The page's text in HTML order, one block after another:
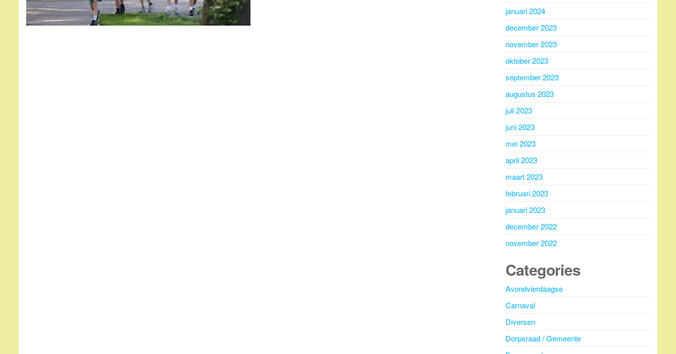
januari 2024
december 2023
november 2023
oktober 2023
september 2023
augustus 2023
juli 2023
juni 2023
mei 2023
april 2023
maart 2023
februari 2023
januari 2023
december 2022
november 2022
Categories
Avondvierdaagse
Carnaval
Diversen
Dorpsraad / Gemeente